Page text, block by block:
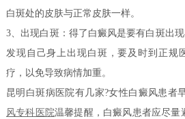
白斑处的皮肤与正常皮肤一样。
3、出现白斑：得了白癜风是要有白斑出
发现自己身上出现白斑，要及时到正规
疗，以免导致病情加重。
昆明白斑病医院有几家?女性白癜风患者
风专科医院温馨提醒，白癜风患者应尽量